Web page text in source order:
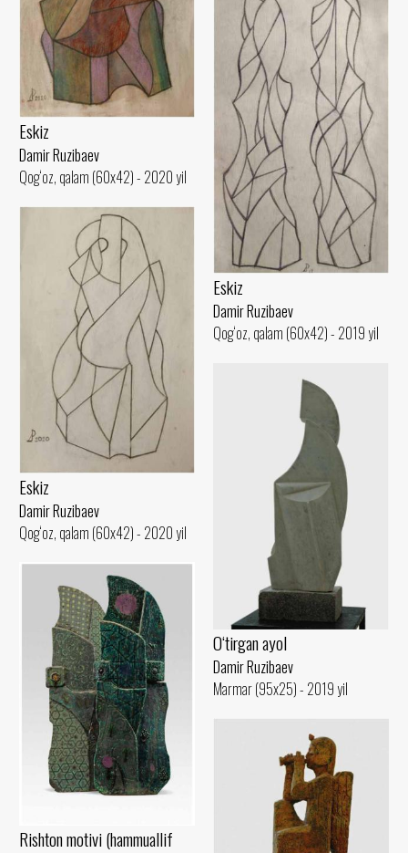
Eskiz
Damir Ruzibaev
Qog‘oz, qalam (60x42) - 2020 yil
Eskiz
Damir Ruzibaev
Qog‘oz, qalam (60x42) - 2019 yil
Eskiz
Damir Ruzibaev
Qog‘oz, qalam (60x42) - 2020 yil
O‘tirgan ayol
Damir Ruzibaev
Marmar (95x25) - 2019 yil
Rishton motivi (hammuallif